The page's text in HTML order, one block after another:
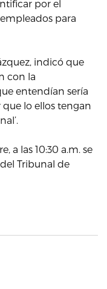
por el
para
indicó que
con la
entendían sería
que lo ellos tengan
a las 10:30 a.m. se
Tribunal de